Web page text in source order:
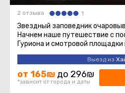
2 отзыва 1
Звездный заповедник
Начнем наше путешествие с
Гуриона и смотровой площадки
Цин.Эксклюзивно! Узнаем тайну
Выезд из
от 165₪ до 296₪
*зависит от города и даты